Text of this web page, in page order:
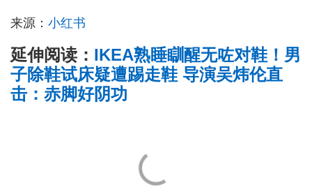
来源： 小红书
延伸阅读： IKEA熟睡瞓醒无咗对鞋！男
子除鞋试床疑遭踢走鞋 导演吴炜伦直
击：赤脚好阴功